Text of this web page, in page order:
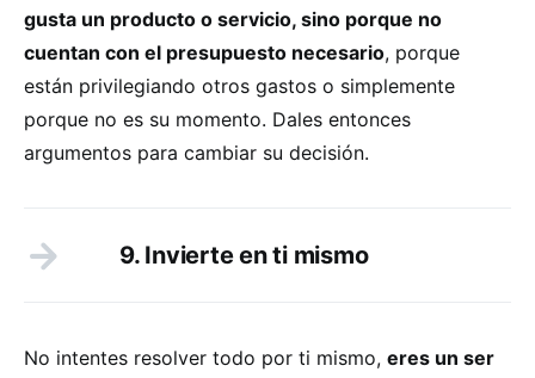
gusta un producto o servicio, sino porque no
cuentan con el presupuesto necesario, porque
están privilegiando otros gastos o simplemente
porque no es su momento. Dales entonces
argumentos para cambiar su decisión.
9. Invierte en ti mismo
No intentes resolver todo por ti mismo, eres un ser